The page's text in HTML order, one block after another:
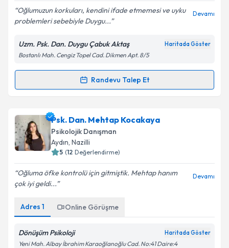
Oğlumuzun korkuları, kendini ifade etmemesi ve uyku
problemleri sebebiyle Duygu...
Devamı
Uzm. Psk. Dan. Duygu Çabuk Aktaş Haritada Göster
Bostanlı Mah. Cengiz Topel Cad. Dikmen Apt. 8/5
Randevu Talep Et
Randevu Takvimi Talebi
Uzm. Psk. Dan. Duygu Çabuk Aktaşiçin randevu
takvimi talebi oluşturun. Size bu uzmandan randevu
almanız için bir takvim hazırlandığında e-posta ile
bilgilendireceğiz.
E-posta Adresiniz
Kişisel verilerimin işlenmesine ilişkinAydınlatma
Metni'ni okudum ve kişisel verilerimin belirtilen
kapsamda işlenmesini kabul ediyorum.
Psk. Dan. Mehtap Kocakaya
Psikolojik Danışman
Aydın, Nazilli
5 (12 Değerlendirme)
Oğluma öfke kontrolü için gitmiştik. Mehtap hanım
çok iyi geldi...
Devamı
Adres 1 Online Görüşme
Dönüşüm Psikoloji Haritada Göster
Yeni Mah. Albay İbrahim Karaoğlanoğlu Cad. No:41 Daire:4